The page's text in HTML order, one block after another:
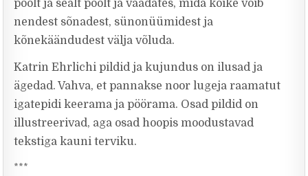
poolt ja sealt poolt ja vaadates, mida kõike võib
nendest sõnadest, sünonüümidest ja
kõnekäändudest välja võluda.
Katrin Ehrlichi pildid ja kujundus on ilusad ja
ägedad. Vahva, et pannakse noor lugeja raamatut
igatepidi keerama ja pöörama. Osad pildid on
illustreerivad, aga osad hoopis moodustavad
tekstiga kauni terviku.
***